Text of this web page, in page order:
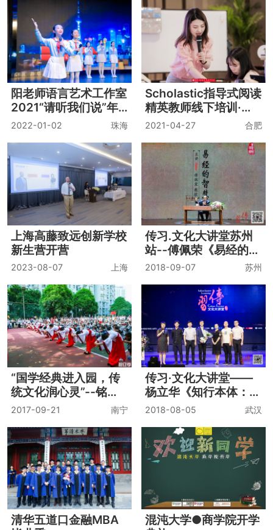
天华学院环境公共设施
设计课程-成果小赏
2021-12-22 上海
新洲幼儿园大四班毕业
典礼
2018-04-18 苏州
诺优能活动
2017-09-18 上海
厦门大学企业管理系2
011届同学会
2021-04-03
阳老师语言艺术工作室
2021“请听我们说”年
度汇报展演
2022-01-02 珠海
Scholastic指导式阅读
精英教师线下培训·合
肥站
2021-04-27
上海高藤致远创新学校
新生营开营
2023-08-07 上海
传习.文化大讲堂苏州
站--傅佩荣《易经的智
苏州